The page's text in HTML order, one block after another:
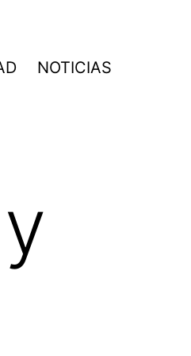
NOTICIAS